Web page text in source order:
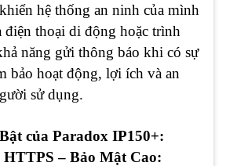
hệ thống an ninh của mình
điện thoại di động hoặc trình
năng gửi thông báo khi có sự
bảo hoạt động, lợi ích và an
sử dụng.
của Paradox IP150+:
– Bảo Mật Cao: